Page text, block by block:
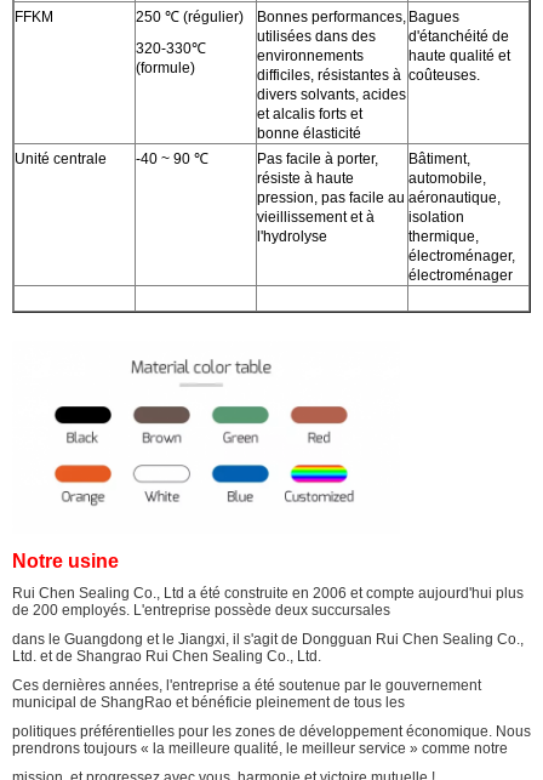
FFKM
250 ℃ (régulier)
320-330℃
(formule)
Bonnes performances,
utilisées dans des
environnements
difficiles, résistantes à
divers solvants, acides
et alcalis forts et
bonne élasticité
Bagues
d'étanchéité de
haute qualité et
coûteuses.
Unité centrale -40 ~ 90 ℃
Pas facile à porter,
résiste à haute
pression, pas facile au
vieillissement et à
l'hydrolyse
Bâtiment,
automobile,
aéronautique,
isolation
thermique,
électroménager,
électroménager
Notre usine
Rui Chen Sealing Co., Ltd a été construite en 2006 et compte aujourd'hui plus
de 200 employés. L'entreprise possède deux succursales
dans le Guangdong et le Jiangxi, il s'agit de Dongguan Rui Chen Sealing Co.,
Ltd. et de Shangrao Rui Chen Sealing Co., Ltd.
Ces dernières années, l'entreprise a été soutenue par le gouvernement
municipal de ShangRao et bénéficie pleinement de tous les
politiques préférentielles pour les zones de développement économique. Nous
prendrons toujours « la meilleure qualité, le meilleur service » comme notre